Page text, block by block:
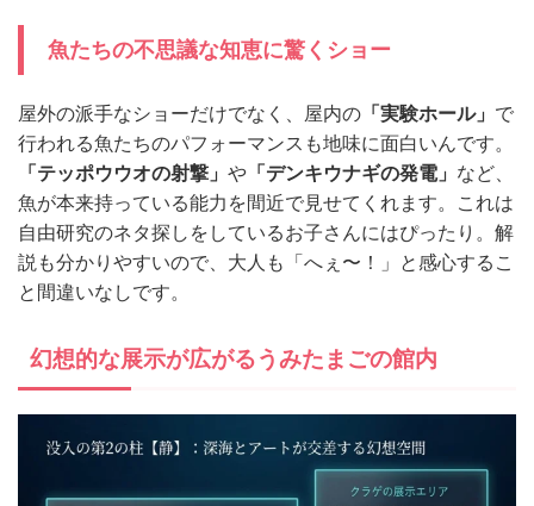
魚たちの不思議な知恵に驚くショー
屋外の派手なショーだけでなく、屋内の 「実験ホール」 で
行われる魚たちのパフォーマンスも地味に面白いんです。
「テッポウウオの射撃」 や 「デンキウナギの発電」 など、
魚が本来持っている能力を間近で見せてくれます。これは
自由研究のネタ探しをしているお子さんにはぴったり。解
説も分かりやすいので、大人も「へぇ〜！」と感心するこ
と間違いなしです。
幻想的な展示が広がるうみたまごの館内